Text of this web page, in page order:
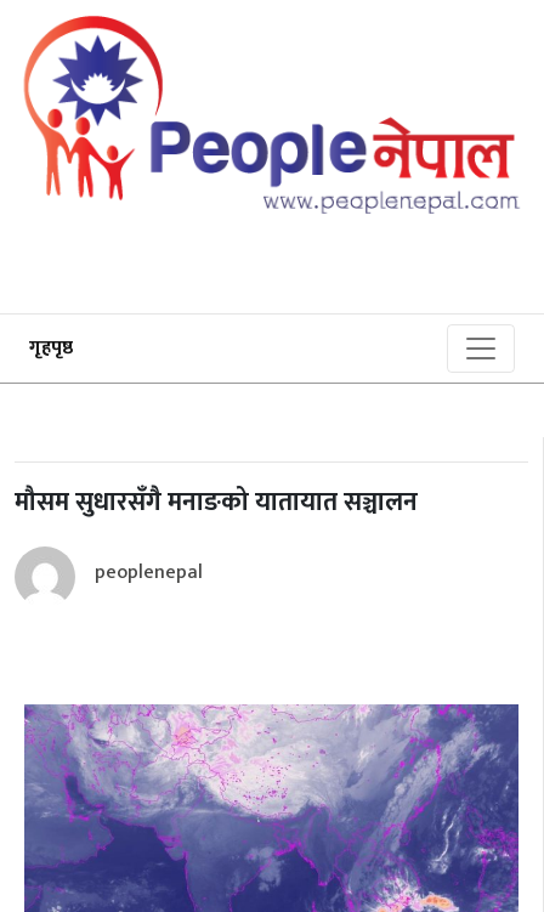
गृहपृष्ठ
मौसम सुधारसँगै मनाङको यातायात सञ्चालन
peoplenepal